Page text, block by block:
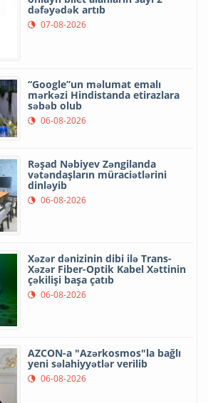
dəfəyədək artıb
07-08-2026
“Google”un məlumat emalı
mərkəzi Hindistanda etirazlara
səbəb olub
06-08-2026
Rəşad Nəbiyev Zəngilanda
vətəndaşların müraciətlərini
dinləyib
06-08-2026
Xəzər dənizinin dibi ilə Trans-
Xəzər Fiber-Optik Kabel Xəttinin
çəkilişi başa çatıb
06-08-2026
AZCON-a "Azərkosmos"la bağlı
yeni səlahiyyətlər verilib
06-08-2026